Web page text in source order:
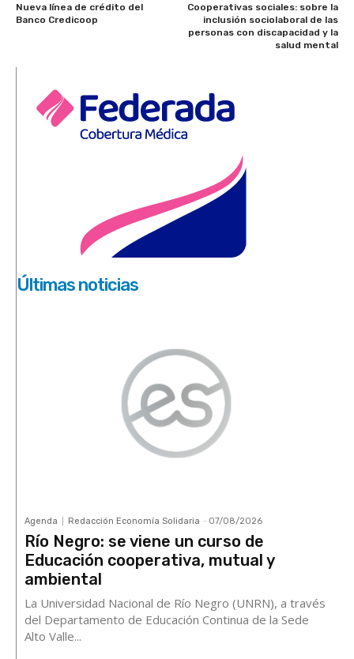
Nueva línea de crédito del
Banco Credicoop
Cooperativas sociales: sobre la
inclusión sociolaboral de las
personas con discapacidad y la
salud mental
Últimas noticias
Agenda Redacción Economía Solidaria - 07/08/2026
Río Negro: se viene un curso de
Educación cooperativa, mutual y
ambiental
La Universidad Nacional de Río Negro (UNRN), a través
del Departamento de Educación Continua de la Sede
Alto Valle...